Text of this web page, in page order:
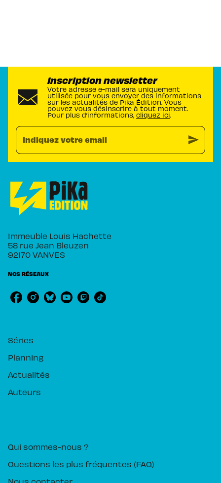
Inscription newsletter
Votre adresse e-mail sera uniquement
utilisée pour vous envoyer des informations
sur les actualités de Pika Édition. Vous
pouvez vous désinscrire à tout moment.
Pour plus d’informations, cliquez ici.
Indiquez votre email send
Immeuble Louis Hachette
58 rue Jean Bleuzen
92170 VANVES
NOS RÉSEAUX
Séries
Planning
Actualités
Auteurs
Qui sommes-nous ?
Questions les plus fréquentes (FAQ)
Nous contacter